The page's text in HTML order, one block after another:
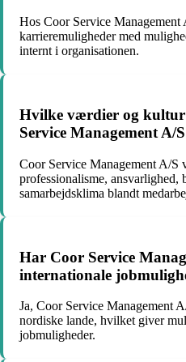
Hos Coor Service Management
karrieremuligheder med
internt i organisationen.
Hvilke værdier og kultur
Service Management A/
Coor Service Management A/
professionalisme,
samarbejdsklima blandt
Har Coor Service
internationale
Ja, Coor Service Management
nordiske lande, hvilket giver
jobmuligheder.